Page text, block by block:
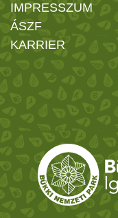
IMPRESSZUM
ÁSZF
KARRIER